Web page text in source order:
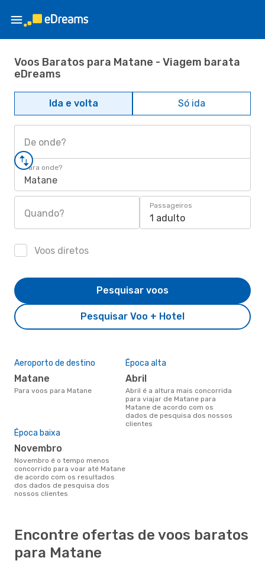
Voos Baratos para Matane - Viagem barata
eDreams
Ida e volta Só ida
De onde?
Para onde?
Matane
Quando?
Passageiros
1 adulto
Voos diretos
Pesquisar Voo + Hotel
Pesquisar voos
Aeroporto de destino
Matane
Para voos para Matane
Época alta
abril
abril é a altura mais concorrida
para viajar de Matane para
Matane de acordo com os
dados de pesquisa dos nossos
clientes
Época baixa
novembro
novembro é o tempo menos
concorrido para voar até Matane
de acordo com os resultados
dos dados de pesquisa dos
nossos clientes
Encontre ofertas de voos baratos
para Matane